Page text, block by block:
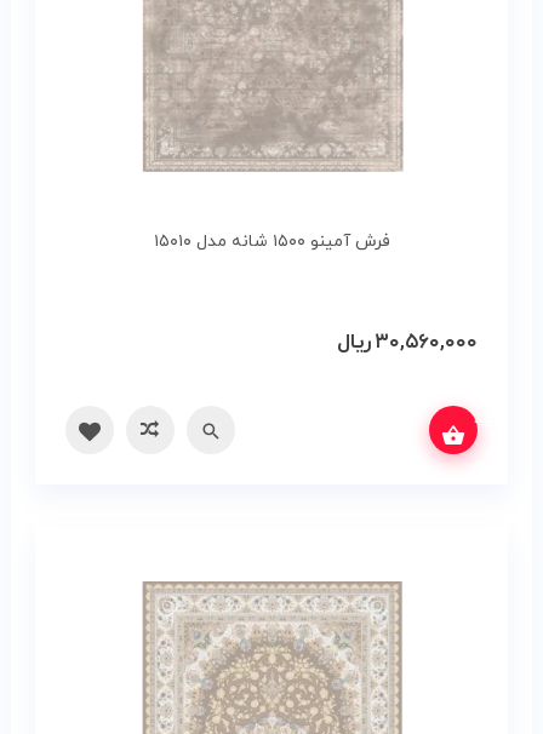
فرش آمینو ۱۵۰۰ شانه مدل ۱۵۰۱۰
۳۰,۵۶۰,۰۰۰ریال
مقایسه بگیرید